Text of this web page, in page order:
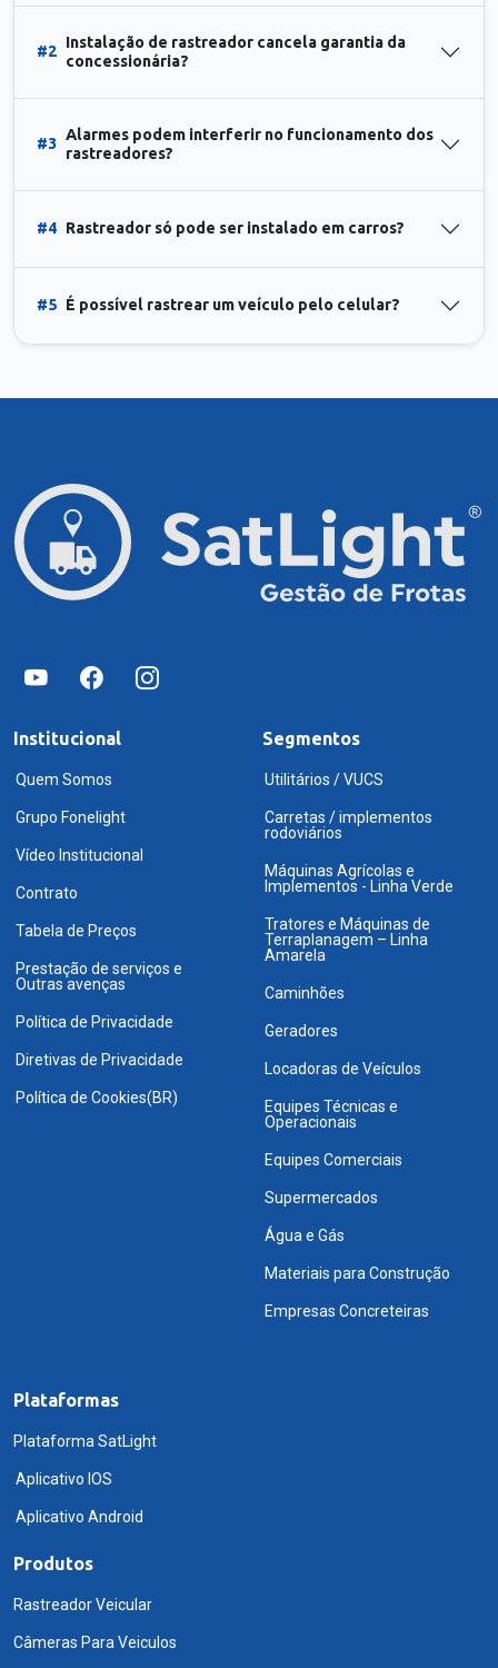
#2
Instalação de rastreador cancela garantia da
concessionária?
#3
Alarmes podem interferir no funcionamento dos
rastreadores?
#4 Rastreador só pode ser instalado em carros?
#5 É possível rastrear um veículo pelo celular?
Institucional
Quem Somos
Grupo Fonelight
Vídeo Institucional
Contrato
Tabela de Preços
Prestação de serviços e
Outras avenças
Política de Privacidade
Diretivas de Privacidade
Política de Cookies(BR)
Segmentos
Utilitários / VUCS
Carretas / implementos
rodoviários
Máquinas Agrícolas e
Implementos - Linha Verde
Tratores e Máquinas de
Terraplanagem – Linha
Amarela
Caminhões
Geradores
Locadoras de Veículos
Equipes Técnicas e
Operacionais
Equipes Comerciais
Supermercados
Água e Gás
Materiais para Construção
Empresas Concreteiras
Plataformas
Plataforma SatLight
Aplicativo IOS
Aplicativo Android
Produtos
Rastreador Veicular
Câmeras Para Veiculos